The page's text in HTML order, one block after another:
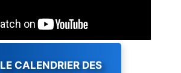
LE CALENDRIER DES